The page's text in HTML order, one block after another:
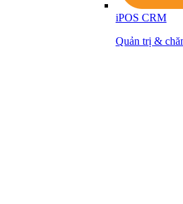
iPOS CRM
Quản trị &